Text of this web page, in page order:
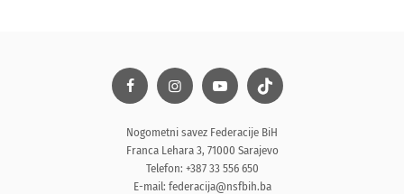
Nogometni savez Federacije BiH
Franca Lehara 3, 71000 Sarajevo
Telefon: +387 33 556 650
E-mail: federacija@nsfbih.ba